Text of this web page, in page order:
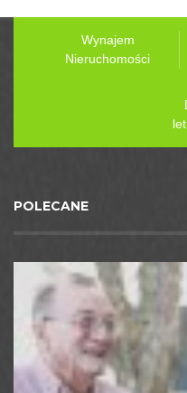
Wynajem
Nieruchomości
POLECANE